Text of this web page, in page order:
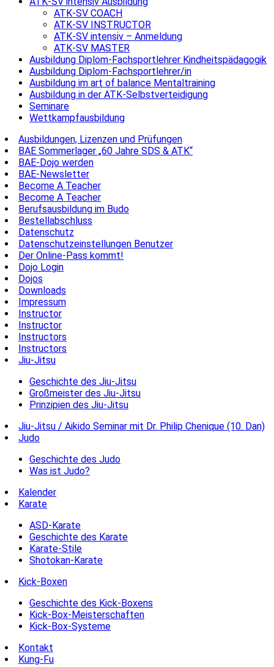
ATK-SV COACH
ATK-SV INSTRUCTOR
ATK-SV intensiv – Anmeldung
ATK-SV MASTER
Ausbildung Diplom-Fachsportlehrer Kindheitspädagogik
Ausbildung Diplom-Fachsportlehrer/in
Ausbildung im art of balance Mentaltraining
Ausbildung in der ATK-Selbstverteidigung
Seminare
Wettkampfausbildung
Ausbildungen, Lizenzen und Prüfungen
BAE Sommerlager „60 Jahre SDS & ATK“
BAE-Dojo werden
BAE-Newsletter
Become A Teacher
Become A Teacher
Berufsausbildung im Budo
Bestellabschluss
Datenschutz
Datenschutzeinstellungen Benutzer
Der Online-Pass kommt!
Dojo Login
Dojos
Downloads
Impressum
Instructor
Instructor
Instructors
Instructors
Jiu-Jitsu
Geschichte des Jiu-Jitsu
Großmeister des Jiu-Jitsu
Prinzipien des Jiu-Jitsu
Jiu-Jitsu / Aikido Seminar mit Dr. Philip Chenique (10. Dan)
Judo
Geschichte des Judo
Was ist Judo?
Kalender
Karate
ASD-Karate
Geschichte des Karate
Karate-Stile
Shotokan-Karate
Kick-Boxen
Geschichte des Kick-Boxens
Kick-Box-Meisterschaften
Kick-Box-Systeme
Kontakt
Kung-Fu